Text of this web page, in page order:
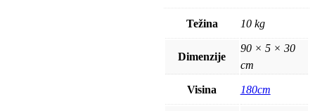
Težina 10 kg
Dimenzije
90 × 5 × 30
cm
Visina 180cm